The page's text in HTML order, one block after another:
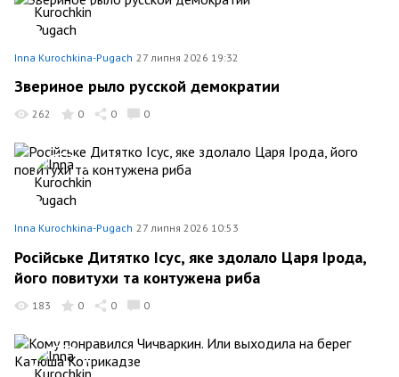
Inna Kurochkina-Pugach 27 липня 2026 19:32
Звериное рыло русской демократии
262 0 0 0
Inna Kurochkina-Pugach 27 липня 2026 10:53
Росiйське Дитятко Iсус, яке здолало Царя Iрода,
його повитухи та контужена риба
183 0 0 0